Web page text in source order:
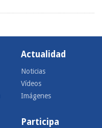
Actualidad
Noticias
Vídeos
Imágenes
Participa